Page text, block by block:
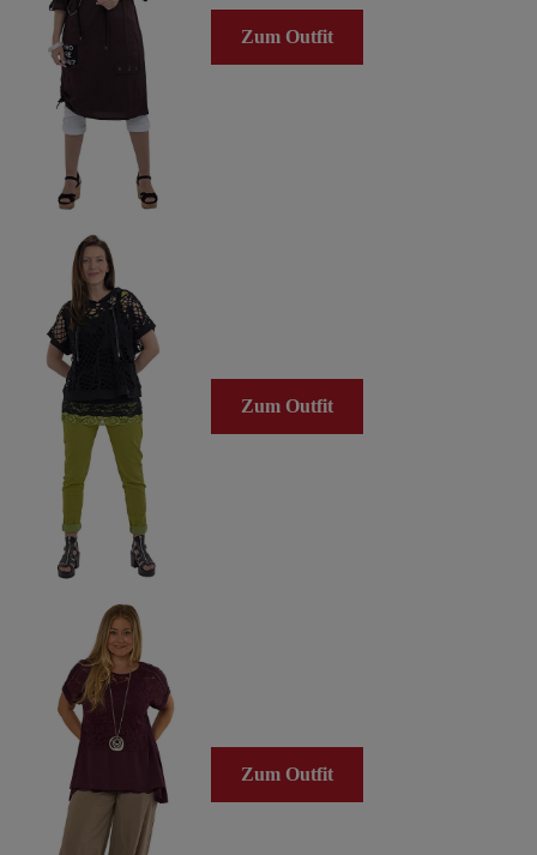
Zum Outfit
Zum Outfit
Zum Outfit